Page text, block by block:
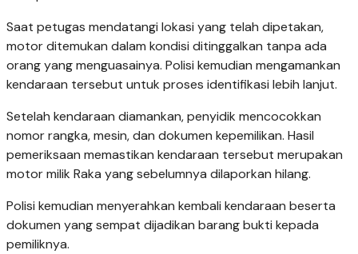
Saat petugas mendatangi lokasi yang telah dipetakan,
motor ditemukan dalam kondisi ditinggalkan tanpa ada
orang yang menguasainya. Polisi kemudian mengamankan
kendaraan tersebut untuk proses identifikasi lebih lanjut.
Setelah kendaraan diamankan, penyidik mencocokkan
nomor rangka, mesin, dan dokumen kepemilikan. Hasil
pemeriksaan memastikan kendaraan tersebut merupakan
motor milik Raka yang sebelumnya dilaporkan hilang.
Polisi kemudian menyerahkan kembali kendaraan beserta
dokumen yang sempat dijadikan barang bukti kepada
pemiliknya.